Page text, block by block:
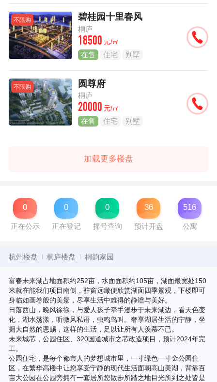
不限购 碧桂园十里春风
桐庐
18500 元/㎡
在售 住宅 别墅
不限购 圆尊府
桐庐
20000 元/㎡
在售 住宅 别墅
加载更多楼盘
0
正在公示
0
正在登记
0
摇号查询
36
预计开盘
516
公寓
杭州楼盘 桐庐楼盘 桐韵家园
富春未来湖占地面积约252亩，水面面积约105亩，湖面最宽处150
米就在能我们项目南侧，驻窗远瞰便欣赏湖面四季景观，下楼即可
身临如画卷般的美景，尽享生活中难得的静谧与美好。
日落西山，晚风徐徐，与爱人孩子牵手漫步于未来湖边，看天色变
化，湖水荡漾，听微风私语，虫鸣鸟叫。奢享湖居生活的宁静，坐
拥大自然的恩赐，这样的生活，足以让所有人羡慕不已。
未来城芯，公园住区、320国道城市之芯改造项目，预计2024年完
工。
公园住宅，是每个都市人的梦想城市里，一寸绿色一寸金公园住
区，在繁华高楼中让您享受宁静的现代生活面朝高山美湖，背靠百
亩大公园在公园旁拥有一套居所您散步所踏之地目光所到之处皆是